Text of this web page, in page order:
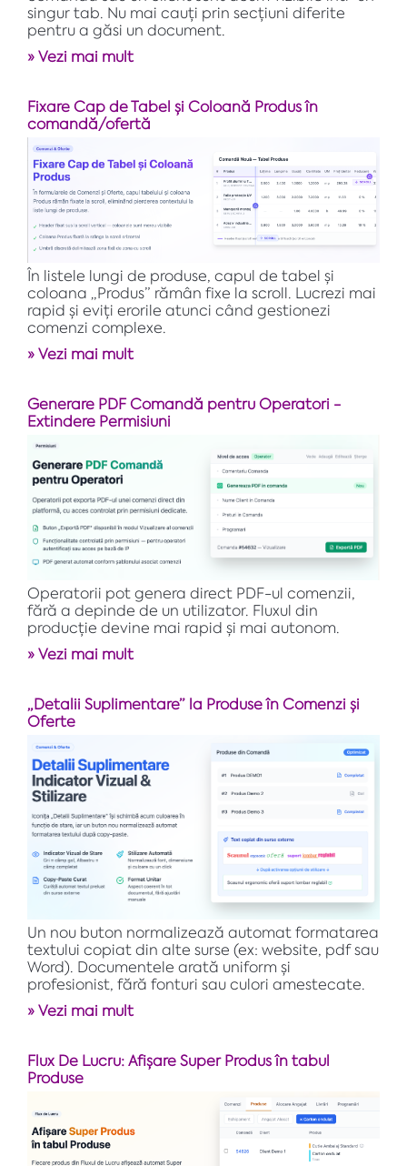
singur tab. Nu mai cauți prin secțiuni diferite
pentru a găsi un document.
» Vezi mai mult
Fixare Cap de Tabel și Coloană Produs în
comandă/ofertă
În listele lungi de produse, capul de tabel și
coloana „Produs” rămân fixe la scroll. Lucrezi mai
rapid și eviți erorile atunci când gestionezi
comenzi complexe.
» Vezi mai mult
Generare PDF Comandă pentru Operatori -
Extindere Permisiuni
Operatorii pot genera direct PDF-ul comenzii,
fără a depinde de un utilizator. Fluxul din
producție devine mai rapid și mai autonom.
» Vezi mai mult
„Detalii Suplimentare” la Produse în Comenzi și
Oferte
Un nou buton normalizează automat formatarea
textului copiat din alte surse (ex: website, pdf sau
Word). Documentele arată uniform și
profesionist, fără fonturi sau culori amestecate.
» Vezi mai mult
Flux De Lucru: Afișare Super Produs în tabul
Produse